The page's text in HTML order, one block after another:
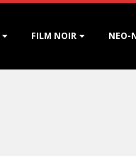
FILM NOIR NEO-